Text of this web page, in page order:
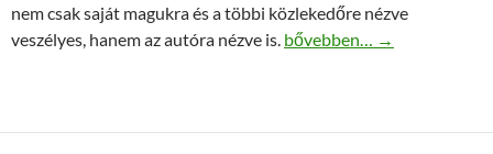
nem csak saját magukra és a többi közlekedőre nézve
veszélyes, hanem az autóra nézve is. Ezek az alkatrészek
bővebben… →